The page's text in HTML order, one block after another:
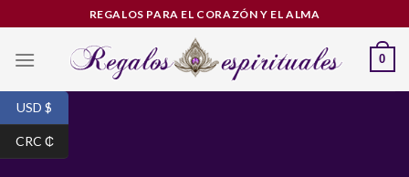
to
content
REGALOS PARA EL CORAZÓN Y EL ALMA
0
USD $
CRC ₵